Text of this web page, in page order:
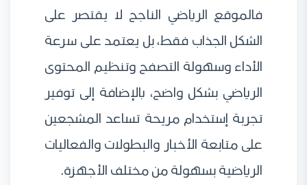
فالموقع الرياضي الناجح لا يقتصر على
الشكل الجذاب فقط، بل يعتمد على سرعة
الأداء وسهولة التصفح وتنظيم المحتوى
الرياضي بشكل واضح، بالإضافة إلى توفير
تجربة إستخدام مريحة تساعد المشجعين
على متابعة الأخبار والبطولات والفعاليات
الرياضية بسهولة من مختلف الأجهزة.